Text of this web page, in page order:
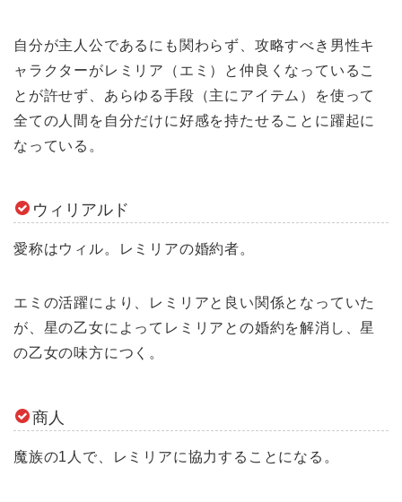
自分が主人公であるにも関わらず、攻略すべき男性キ
ャラクターがレミリア（エミ）と仲良くなっているこ
とが許せず、あらゆる手段（主にアイテム）を使って
全ての人間を自分だけに好感を持たせることに躍起に
なっている。
ウィリアルド
愛称はウィル。レミリアの婚約者。
エミの活躍により、レミリアと良い関係となっていた
が、星の乙女によってレミリアとの婚約を解消し、星
の乙女の味方につく。
商人
魔族の1人で、レミリアに協力することになる。